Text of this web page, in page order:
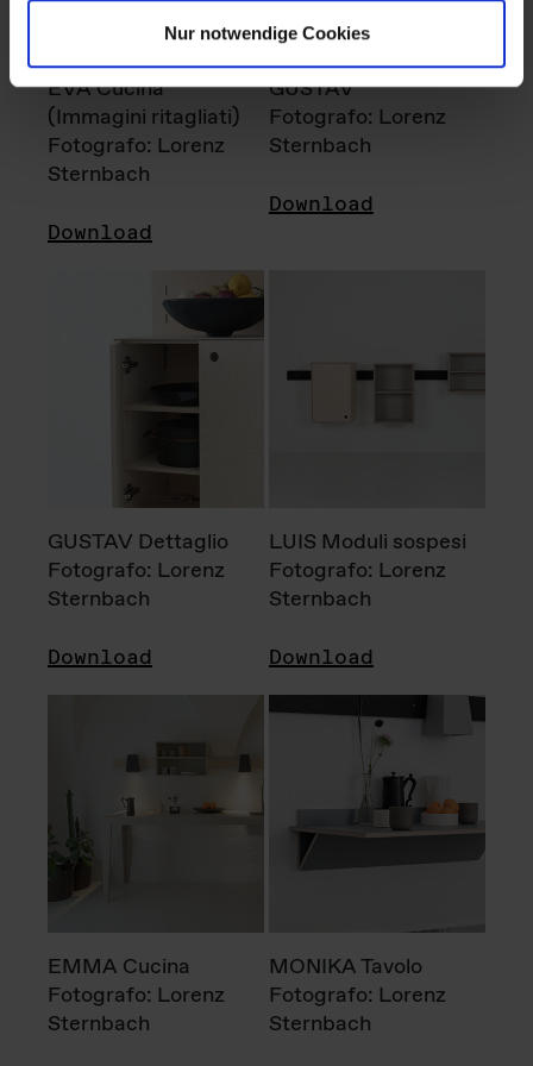
Nur notwendige Cookies
EVA Cucina
(Immagini ritagliati)
Fotografo: Lorenz
Sternbach
Download
GUSTAV
Fotografo: Lorenz
Sternbach
Download
GUSTAV Dettaglio
Fotografo: Lorenz
Sternbach
Download
LUIS Moduli sospesi
Fotografo: Lorenz
Sternbach
Download
EMMA Cucina
Fotografo: Lorenz
Sternbach
MONIKA Tavolo
Fotografo: Lorenz
Sternbach